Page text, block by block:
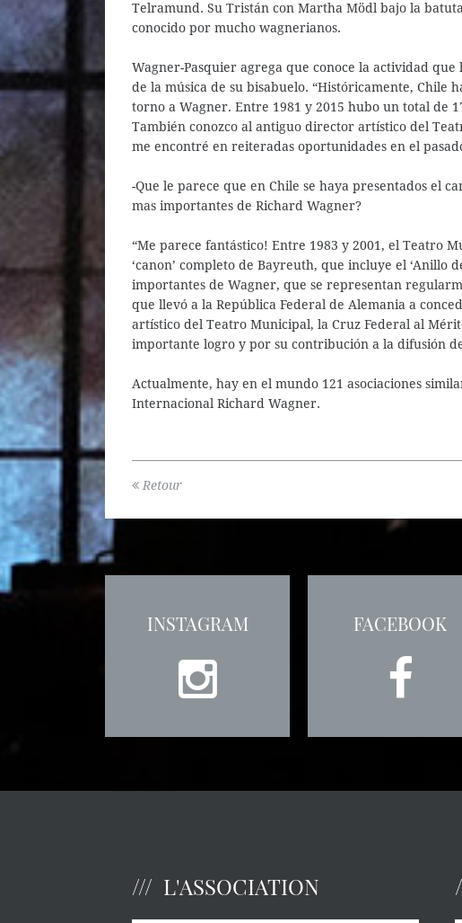
Telramund. Su Tristán con Martha Mödl bajo la
conocido por mucho wagnerianos.
Wagner-Pasquier agrega que conoce la actividad
de la música de su bisabuelo. “Históricamente,
torno a Wagner. Entre 1981 y 2015 hubo un total de
También conozco al antiguo director artístico del
me encontré en reiteradas oportunidades en el
-Que le parece que en Chile se haya presentados el
mas importantes de Richard Wagner?
“Me parece fantástico! Entre 1983 y 2001, el Teatro
‘canon’ completo de Bayreuth, que incluye el ‘Anillo
importantes de Wagner, que se representan
que llevó a la República Federal de Alemania a
artístico del Teatro Municipal, la Cruz Federal al
importante logro y por su contribución a la difusión
Actualmente, hay en el mundo 121 asociaciones
Internacional Richard Wagner.
Retour
INSTAGRAM FACEBOOK
L'ASSOCIATION